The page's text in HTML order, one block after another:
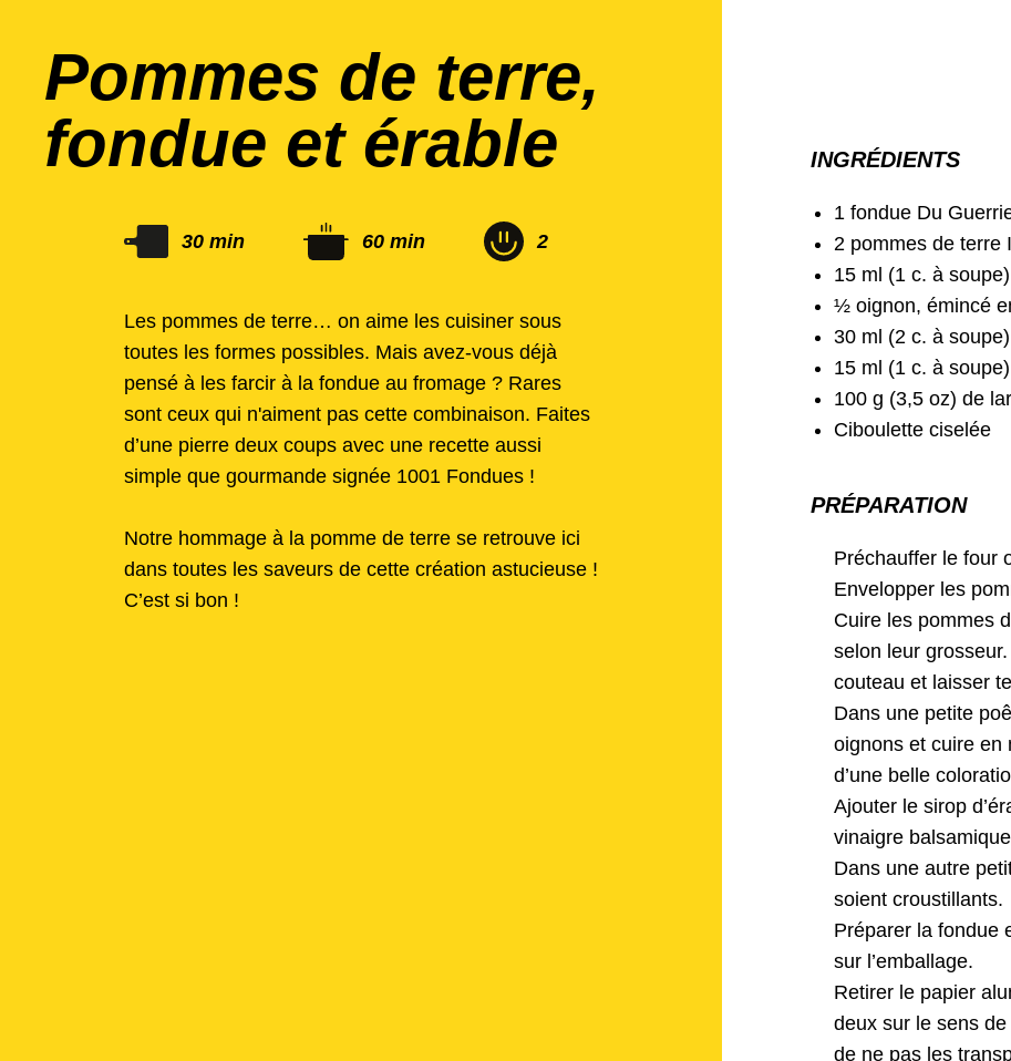
Pommes de terre,
fondue et érable
30 min 60 min 2
Les pommes de terre… on aime les cuisiner sous
toutes les formes possibles. Mais avez-vous déjà
pensé à les farcir à la fondue au fromage ? Rares
sont ceux qui n'aiment pas cette combinaison. Faites
d’une pierre deux coups avec une recette aussi
simple que gourmande signée 1001 Fondues !
Notre hommage à la pomme de terre se retrouve ici
dans toutes les saveurs de cette création astucieuse !
C’est si bon !
INGRÉDIENTS
1 fondue Du
2 pommes de terre
15 ml (1 c. à
½ oignon, émincé
30 ml (2 c. à
15 ml (1 c. à
100 g (3,5 oz) de
Ciboulette ciselée
PRÉPARATION
Préchauffer le four
Envelopper les
Cuire les pommes
selon leur
couteau et laisser
Dans une petite
oignons et cuire en
d’une belle
Ajouter le sirop
vinaigre
Dans une autre
soient croustillants.
Préparer la fondue
sur l’emballage.
Retirer le papier
deux sur le sens
de ne pas les